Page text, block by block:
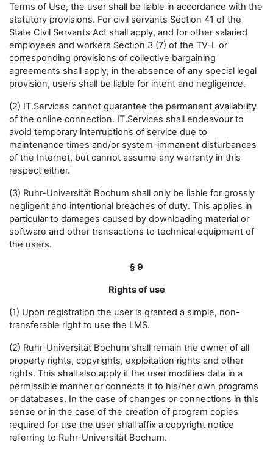
Terms of Use, the user shall be liable in accordance with the
statutory provisions. For civil servants Section 41 of the
State Civil Servants Act shall apply, and for other salaried
employees and workers Section 3 (7) of the TV-L or
corresponding provisions of collective bargaining
agreements shall apply; in the absence of any special legal
provision, users shall be liable for intent and negligence.
(2) IT.Services cannot guarantee the permanent availability
of the online connection. IT.Services shall endeavour to
avoid temporary interruptions of service due to
maintenance times and/or system-immanent disturbances
of the Internet, but cannot assume any warranty in this
respect either.
(3) Ruhr-Universität Bochum shall only be liable for grossly
negligent and intentional breaches of duty. This applies in
particular to damages caused by downloading material or
software and other transactions to technical equipment of
the users.
§ 9
Rights of use
(1) Upon registration the user is granted a simple, non-
transferable right to use the LMS.
(2) Ruhr-Universität Bochum shall remain the owner of all
property rights, copyrights, exploitation rights and other
rights. This shall also apply if the user modifies data in a
permissible manner or connects it to his/her own programs
or databases. In the case of changes or connections in this
sense or in the case of the creation of program copies
required for use the user shall affix a copyright notice
referring to Ruhr-Universität Bochum.